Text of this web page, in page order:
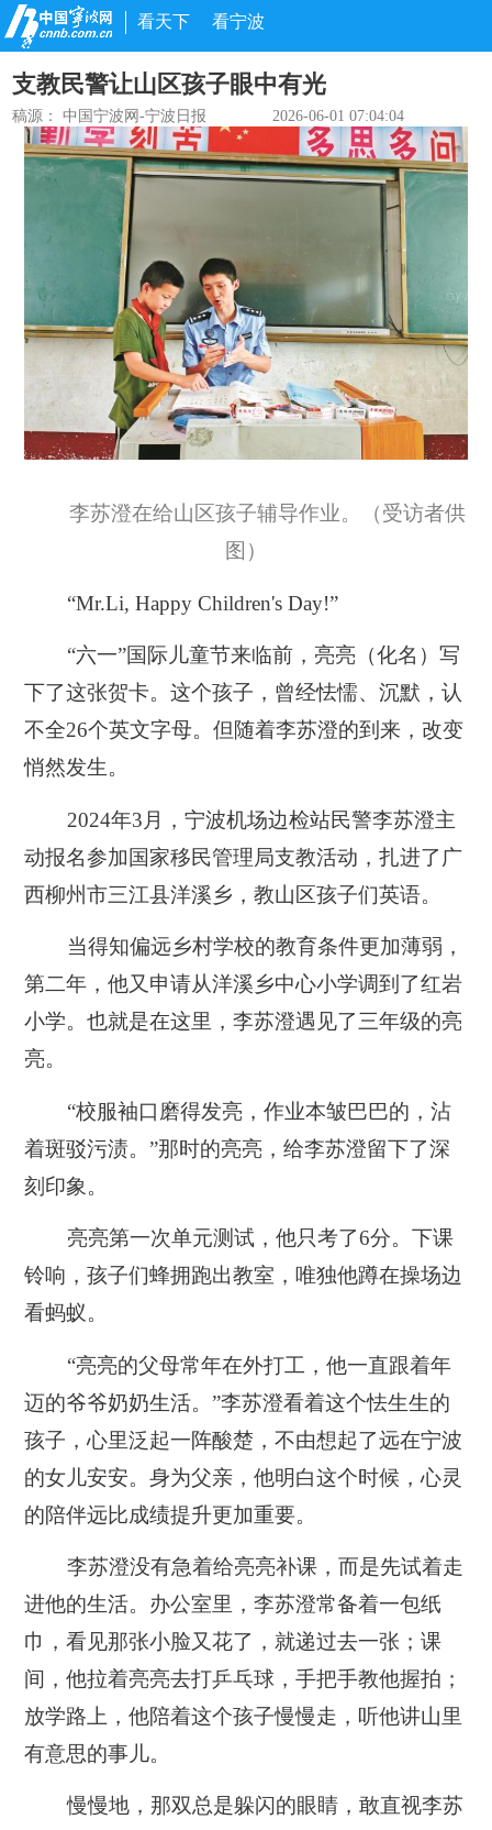
看天下 看宁波
支教民警让山区孩子眼中有光
稿源：中国宁波网-宁波日报 2026-06-01 07:04:04
李苏澄在给山区孩子辅导作业。（受访者供
图）
“Mr.Li, Happy Children's Day!”
“六一”国际儿童节来临前，亮亮（化名）写
下了这张贺卡。这个孩子，曾经怯懦、沉默，认
不全26个英文字母。但随着李苏澄的到来，改变
悄然发生。
2024年3月，宁波机场边检站民警李苏澄主
动报名参加国家移民管理局支教活动，扎进了广
西柳州市三江县洋溪乡，教山区孩子们英语。
当得知偏远乡村学校的教育条件更加薄弱，
第二年，他又申请从洋溪乡中心小学调到了红岩
小学。也就是在这里，李苏澄遇见了三年级的亮
亮。
“校服袖口磨得发亮，作业本皱巴巴的，沾
着斑驳污渍。”那时的亮亮，给李苏澄留下了深
刻印象。
亮亮第一次单元测试，他只考了6分。下课
铃响，孩子们蜂拥跑出教室，唯独他蹲在操场边
看蚂蚁。
“亮亮的父母常年在外打工，他一直跟着年
迈的爷爷奶奶生活。”李苏澄看着这个怯生生的
孩子，心里泛起一阵酸楚，不由想起了远在宁波
的女儿安安。身为父亲，他明白这个时候，心灵
的陪伴远比成绩提升更加重要。
李苏澄没有急着给亮亮补课，而是先试着走
进他的生活。办公室里，李苏澄常备着一包纸
巾，看见那张小脸又花了，就递过去一张；课
间，他拉着亮亮去打乒乓球，手把手教他握拍；
放学路上，他陪着这个孩子慢慢走，听他讲山里
有意思的事儿。
慢慢地，那双总是躲闪的眼睛，敢直视李苏